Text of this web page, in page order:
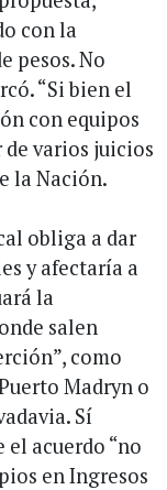
con la
pesos. No
“Si bien el
con equipos
varios juicios
la Nación.
obliga a dar
y afectaría a
la
salen
como
Madryn o
Sí
acuerdo “no
en Ingresos